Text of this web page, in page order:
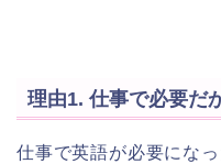
理由1. 仕事で必要だ
仕事で英語が必要にな